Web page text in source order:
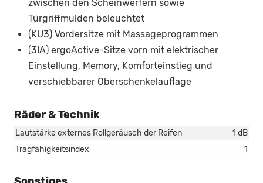
zwischen den Scheinwerfern sowie
Türgriffmulden beleuchtet
(KU3) Vordersitze mit Massageprogrammen
(3IA) ergoActive-Sitze vorn mit elektrischer
Einstellung, Memory, Komforteinstieg und
verschiebbarer Oberschenkelauflage
Räder & Technik
Lautstärke externes Rollgeräusch der Reifen
1 dB
Tragfähigkeitsindex
1